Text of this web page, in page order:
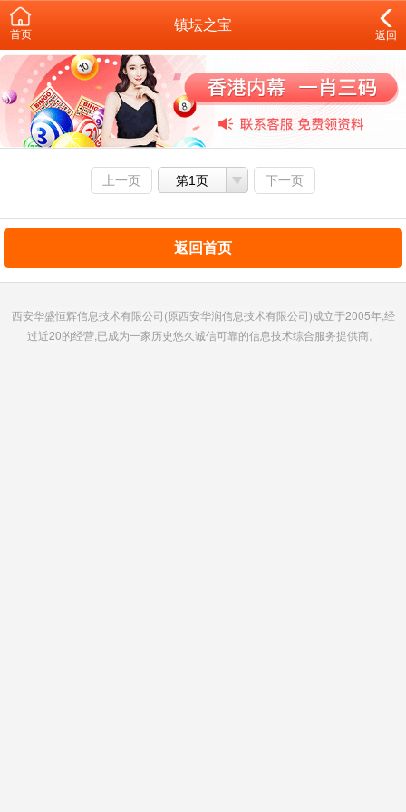
首页
镇坛之宝
返回
上一页 第1页 下一页
返回首页
西安华盛恒辉信息技术有限公司(原西安华润信息技术有限公司)成立于2005年,经
过近20的经营,已成为一家历史悠久诚信可靠的信息技术综合服务提供商。